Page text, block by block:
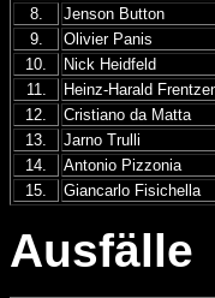
8.
Jenson Button
9.
Olivier Panis
10.
Nick Heidfeld
11.
Heinz-Harald
12.
Cristiano da Matta
13.
Jarno Trulli
14.
Antonio Pizzonia
15.
Giancarlo Fisichella
Ausfälle